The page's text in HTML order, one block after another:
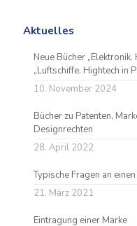
Aktuelles
Neue Bücher
„Luftschiffe. Hightech in
10. November 2024
Bücher zu Patenten,
Designrechten
28. April 2022
Typische Fragen an
21. März 2021
Eintragung einer Marke